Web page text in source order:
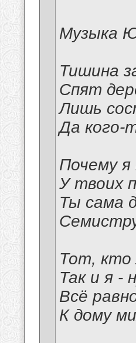
Музыка
Тишина
Спят
Лишь
Да кого-
Почему я
У твоих
Ты сама
Тот, кто
Так и я -
Всё
К дому